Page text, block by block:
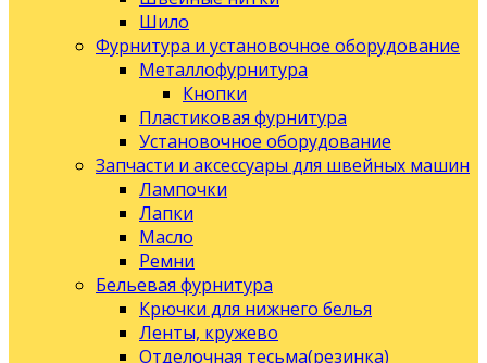
Шило
Фурнитура и установочное оборудование
Металлофурнитура
Кнопки
Пластиковая фурнитура
Установочное оборудование
Запчасти и аксессуары для швейных машин
Лампочки
Лапки
Масло
Ремни
Бельевая фурнитура
Крючки для нижнего белья
Ленты, кружево
Отделочная тесьма(резинка)